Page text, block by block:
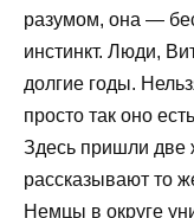
разумом, она —
инстинкт. Люди,
долгие годы.
просто так оно
Здесь пришли две
рассказывают то
Немцы в округе